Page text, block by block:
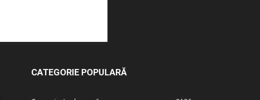
CATEGORIE POPULARĂ